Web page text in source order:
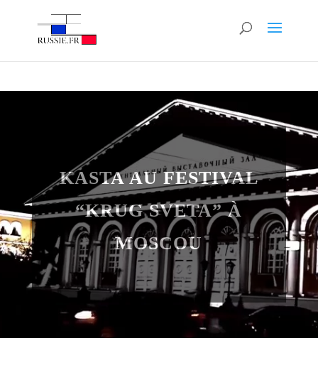
KASTA AU FESTIVAL
“KRUG SVETA” À
MOSCOU
Objectif
GRATUIT